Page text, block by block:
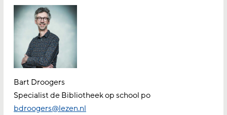
Bart Droogers
Specialist de Bibliotheek op school po
bdroogers@lezen.nl